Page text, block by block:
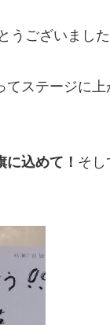
ございました
ステージに
に込めて！ そし